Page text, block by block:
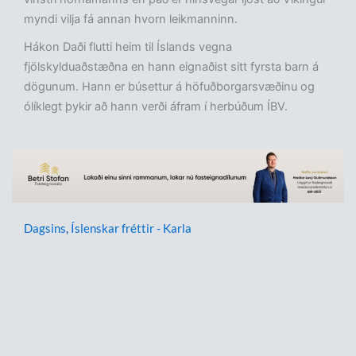
myndi vilja fá annan hvorn leikmanninn.
Hákon Daði flutti heim til Íslands vegna
fjölskylduaðstæðna en hann eignaðist sitt fyrsta barn á
dögunum. Hann er búsettur á höfuðborgarsvæðinu og
ólíklegt þykir að hann verði áfram í herbúðum ÍBV.
Dagsins, Íslenskar fréttir - Karla